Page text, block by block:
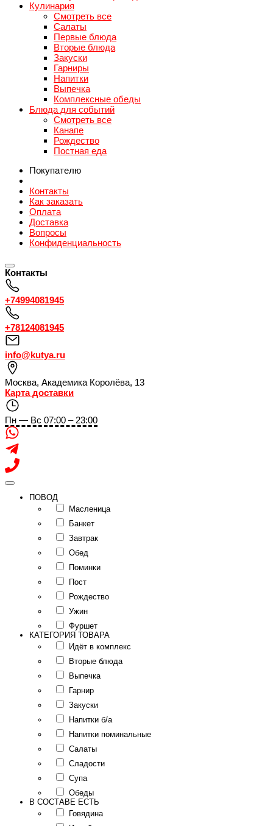
Кулинария
Смотреть все
Салаты
Первые блюда
Вторые блюда
Закуски
Гарниры
Напитки
Выпечка
Комплексные обеды
Блюда для событий
Смотреть все
Канапе
Рождество
Постная еда
Покупателю
Контакты
Как заказать
Оплата
Доставка
Вопросы
Конфиденциальность
Контакты
+74994081945
+78124081945
info@kutya.ru
Москва, Академика Королёва, 13
Карта доставки
Пн — Вс 07:00 – 23:00
ПОВОД
Масленица
Банкет
Завтрак
Обед
Поминки
Пост
Рождество
Ужин
Фуршет
КАТЕГОРИЯ ТОВАРА
Идёт в комплекс
Вторые блюда
Выпечка
Гарнир
Закуски
Напитки б/а
Напитки поминальные
Салаты
Сладости
Супа
Обеды
В СОСТАВЕ ЕСТЬ
Говядина